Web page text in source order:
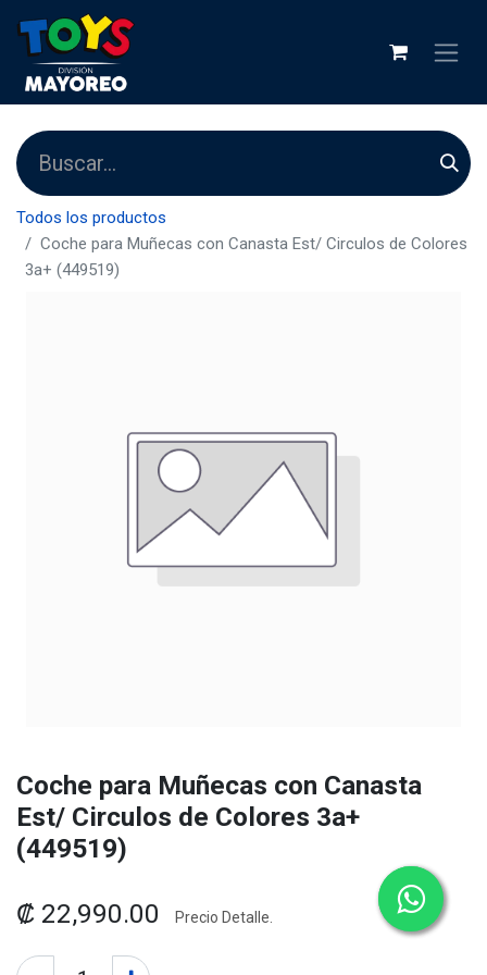
Todos los productos
Coche para Muñecas con Canasta Est/ Circulos de Colores
3a+ (449519)
Coche para Muñecas con Canasta
Est/ Circulos de Colores 3a+
(449519)
₡ 22,990.00 Precio Detalle.